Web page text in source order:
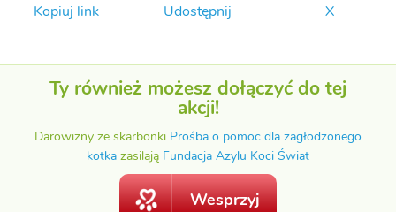
Kopiuj link Udostępnij X
Ty również możesz dołączyć do tej
akcji!
Darowizny ze skarbonki Prośba o pomoc dla zagłodzonego
kotka zasilają Fundacja Azylu Koci Świat
Wesprzyj